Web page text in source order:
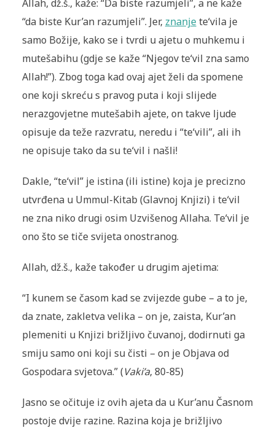
Allah, dž.š., kaže: “Da biste razumjeli”, a ne kaže
“da biste Kur’an razumjeli”. Jer, znanjete‘vila je
samo Božije, kako se i tvrdi u ajetu o muhkemu i
mutešabihu (gdje se kaže “Njegov te‘vil zna samo
Allah!”). Zbog toga kad ovaj ajet želi da spomene
one koji skreću s pravog puta i koji slijede
nerazgovjetne mutešabih ajete, on takve ljude
opisuje da teže razvratu, neredu i “te‘vili”, ali ih
ne opisuje tako da su te‘vil i našli!
Dakle, “te‘vil” je istina (ili istine) koja je precizno
utvrđena u Ummul-Kitab (Glavnoj Knjizi) i te‘vil
ne zna niko drugi osim Uzvišenog Allaha. Te‘vil je
ono što se tiče svijeta onostranog.
Allah, dž.š., kaže također u drugim ajetima:
“I kunem se časom kad se zvijezde gube – a to je,
da znate, zakletva velika – on je, zaista, Kur’an
plemeniti u Knjizi brižljivo čuvanoj, dodirnuti ga
smiju samo oni koji su čisti – on je Objava od
Gospodara svjetova.” (Vaki’a, 80-85)
Jasno se očituje iz ovih ajeta da u Kur’anu Časnom
postoje dvije razine. Razina koja je brižljivo